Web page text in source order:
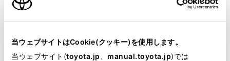
当ウェブサイトはCookie(クッキー)を使用します。
当ウェブサイト(toyota.jp manual.toyota.jp)では
必須 名前（カナ）